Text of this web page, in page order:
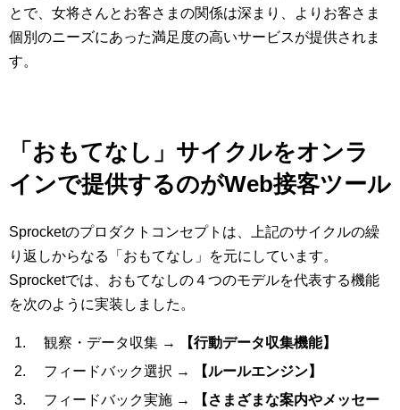
とで、女将さんとお客さまの関係は深まり、よりお客さま
個別のニーズにあった満足度の高いサービスが提供されま
す。
「おもてなし」サイクルをオンラ
インで提供するのがWeb接客ツール
Sprocketのプロダクトコンセプトは、上記のサイクルの繰
り返しからなる「おもてなし」を元にしています。
Sprocketでは、おもてなしの４つのモデルを代表する機能
を次のように実装しました。
観察・データ収集 →
【行動データ収集機能】
フィードバック選択 →
【ルールエンジン】
フィードバック実施 →
【さまざまな案内やメッセー